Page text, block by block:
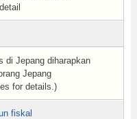
di Jepang diharapkan
Jepang
for details.)
fiskal